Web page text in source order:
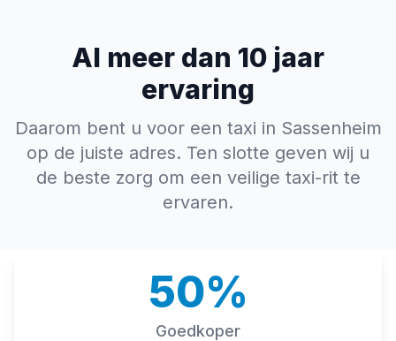
Al meer dan 10 jaar
ervaring
Daarom bent u voor een taxi in Sassenheim
op de juiste adres. Ten slotte geven wij u
de beste zorg om een veilige taxi-rit te
ervaren.
Goedkoper
50%